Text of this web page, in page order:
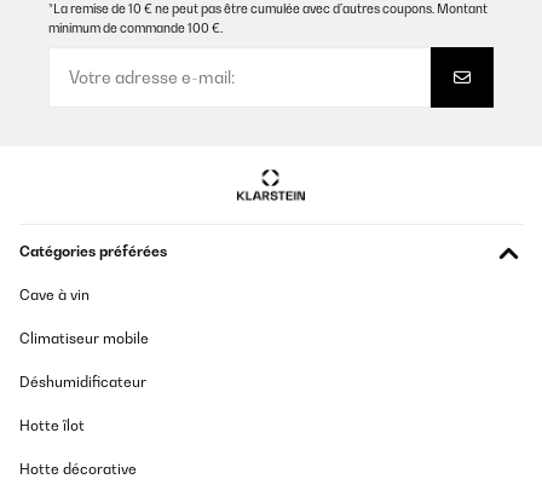
*La remise de 10 € ne peut pas être cumulée avec d’autres coupons. Montant
minimum de commande 100 €.
Catégories préférées
Cave à vin
Climatiseur mobile
Déshumidificateur
Hotte îlot
Hotte décorative